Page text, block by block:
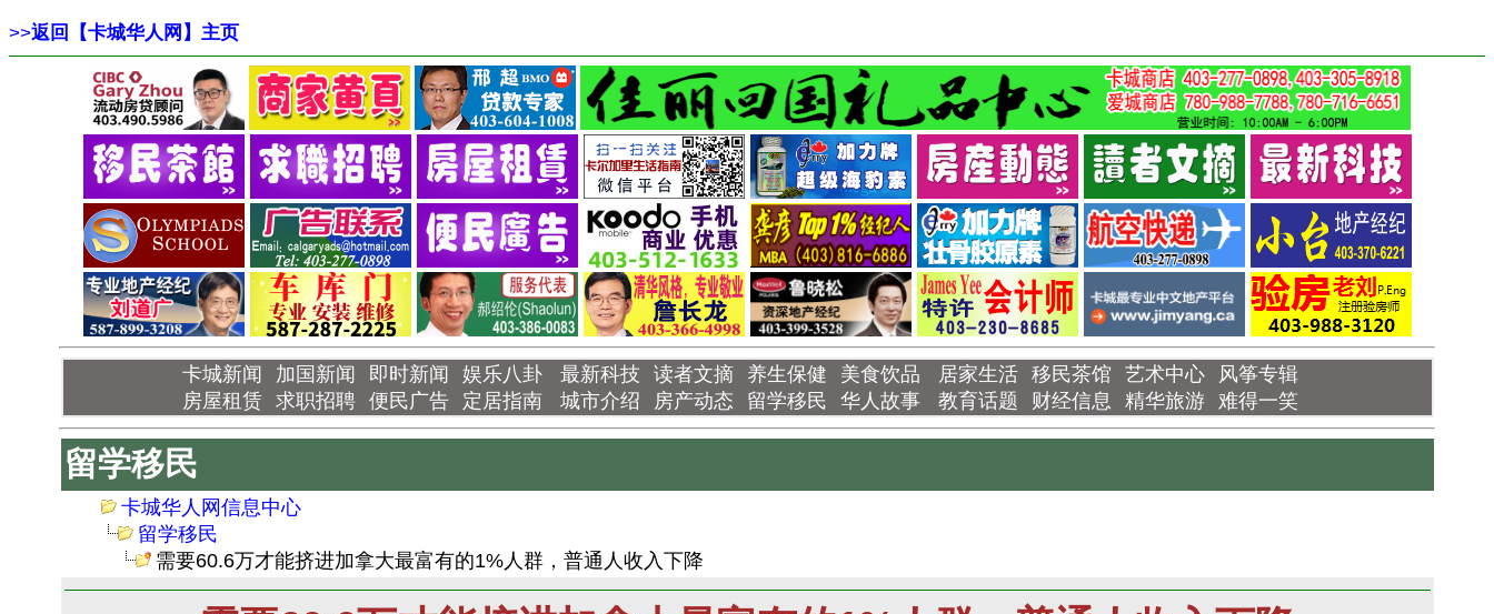
>>返回【卡城华人网】主页
卡城新闻 加国新闻 即时新闻 娱乐八卦 最新科技 读者文摘 养生保健 美食饮品 居家生活 移民茶馆 艺术中心
风筝专辑
房屋租赁 求职招聘 便民广告 定居指南 城市介绍 房产动态 留学移民 华人故事 教育话题 财经信息 精华旅游 难得一笑
留学移民
卡城华人网信息中心
留学移民
需要60.6万才能挤进加拿大最富有的1%人群，普通人收入下降